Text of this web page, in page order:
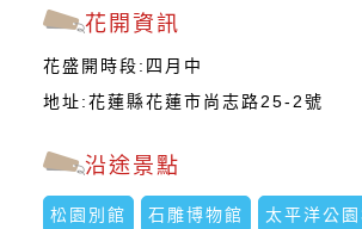
花開資訊
花盛開時段:四月中
地址:花蓮縣花蓮市尚志路25-2號
沿途景點
松園別館 石雕博物館 太平洋公